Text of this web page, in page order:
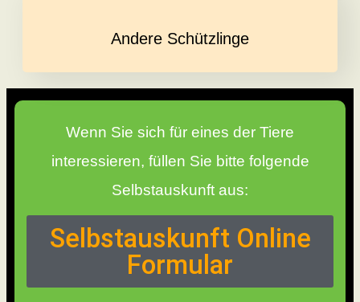
Andere Schützlinge
Wenn Sie sich für eines der Tiere
interessieren, füllen Sie bitte folgende
Selbstauskunft aus:
Selbstauskunft Online
Formular